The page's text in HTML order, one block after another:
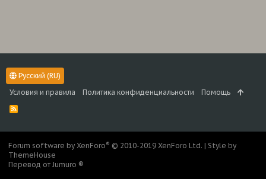
Русский (RU)
Условия и правила
Политика конфиденциальности Помощь
R
S
Forum software by XenForo® © 2010-2019 XenForo Ltd. | Style by
ThemeHouse
Перевод от Jumuro ®